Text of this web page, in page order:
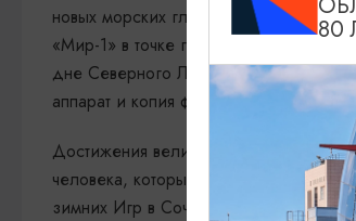
новых морских глубин, связанных с
«Мир-1» в точке географического
дне Северного Ледовитого океана
аппарат и копия флага
Достижения великого полярника
человека, который в течение шести
зимних Игр в Сочи заслуженный
80